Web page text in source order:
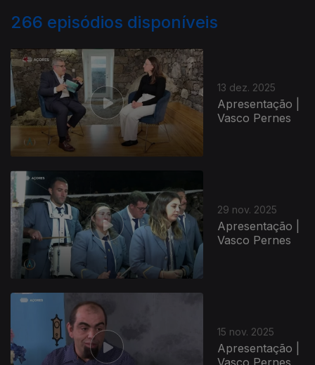
266 episódios disponíveis
13 dez. 2025
Apresentação |
Vasco Pernes
29 nov. 2025
Apresentação |
Vasco Pernes
15 nov. 2025
Apresentação |
Vasco Pernes